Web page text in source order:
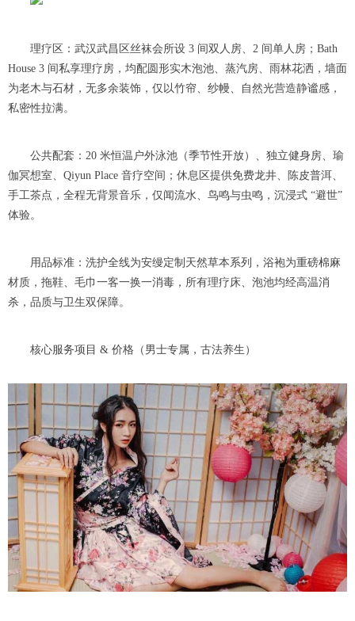
理疗区：武汉武昌区丝袜会所设 3 间双人房、2 间单人房；Bath
House 3 间私享理疗房，均配圆形实木泡池、蒸汽房、雨林花洒，墙面
为老木与石材，无多余装饰，仅以竹帘、纱幔、自然光营造静谧感，
私密性拉满。
公共配套：20 米恒温户外泳池（季节性开放）、独立健身房、瑜
伽冥想室、Qiyun Place 音疗空间；休息区提供免费龙井、陈皮普洱、
手工茶点，全程无背景音乐，仅闻流水、鸟鸣与虫鸣，沉浸式 “避世”
体验。
用品标准：洗护全线为安缦定制天然草本系列，浴袍为重磅棉麻
材质，拖鞋、毛巾一客一换一消毒，所有理疗床、泡池均经高温消
杀，品质与卫生双保障。
核心服务项目 & 价格（男士专属，古法养生）